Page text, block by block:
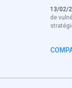
13/02/
de